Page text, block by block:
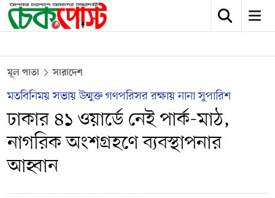
মূল পাতা সারাদেশ
মতবিনিময় সভায় উন্মুক্ত গণপরিসর রক্ষায় নানা সুপারিশ
ঢাকার ৪১ ওয়ার্ডে নেই পার্ক-মাঠ,
নাগরিক অংশগ্রহণে ব্যবস্থাপনার
আহ্বান